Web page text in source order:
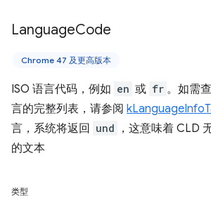
LanguageCode
Chrome 47 及更高版本
ISO 语言代码，例如 en 或 fr 。如需
言的完整列表，请参阅
言，系统将返回
und
，这意味着 CLD
的文本
类型